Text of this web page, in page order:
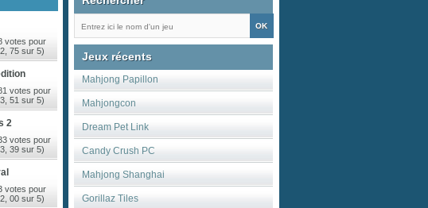
votes pour
2, 75 sur 5)
votes pour
3, 51 sur 5)
2
votes pour
3, 39 sur 5)
votes pour
2, 00 sur 5)
Jeux récents
Mahjong Papillon
Mahjongcon
Dream Pet Link
Candy Crush PC
Mahjong Shanghai
Gorillaz Tiles